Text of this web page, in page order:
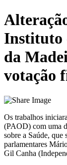
Instituto
da
votação
Os trabalhos
(PAOD) com uma
sobre a Saúde, que
parlamentares
Gil Canha